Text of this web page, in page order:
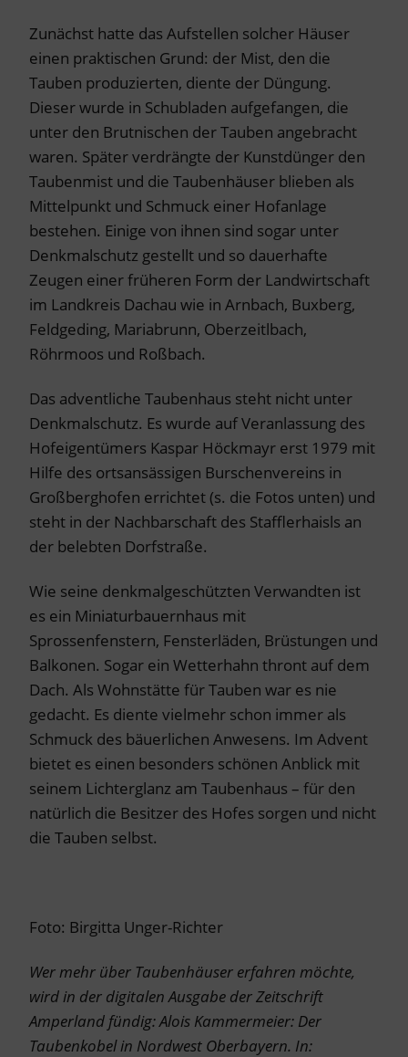
Zunächst hatte das Aufstellen solcher Häuser
einen praktischen Grund: der Mist, den die
Tauben produzierten, diente der Düngung.
Dieser wurde in Schubladen aufgefangen, die
unter den Brutnischen der Tauben angebracht
waren. Später verdrängte der Kunstdünger den
Taubenmist und die Taubenhäuser blieben als
Mittelpunkt und Schmuck einer Hofanlage
bestehen. Einige von ihnen sind sogar unter
Denkmalschutz gestellt und so dauerhafte
Zeugen einer früheren Form der Landwirtschaft
im Landkreis Dachau wie in Arnbach, Buxberg,
Feldgeding, Mariabrunn, Oberzeitlbach,
Röhrmoos und Roßbach.
Das adventliche Taubenhaus steht nicht unter
Denkmalschutz. Es wurde auf Veranlassung des
Hofeigentümers Kaspar Höckmayr erst 1979 mit
Hilfe des ortsansässigen Burschenvereins in
Großberghofen errichtet (s. die Fotos unten) und
steht in der Nachbarschaft des Stafflerhaisls an
der belebten Dorfstraße.
Wie seine denkmalgeschützten Verwandten ist
es ein Miniaturbauernhaus mit
Sprossenfenstern, Fensterläden, Brüstungen und
Balkonen. Sogar ein Wetterhahn thront auf dem
Dach. Als Wohnstätte für Tauben war es nie
gedacht. Es diente vielmehr schon immer als
Schmuck des bäuerlichen Anwesens. Im Advent
bietet es einen besonders schönen Anblick mit
seinem Lichterglanz am Taubenhaus – für den
natürlich die Besitzer des Hofes sorgen und nicht
die Tauben selbst.
Foto: Birgitta Unger-Richter
Wer mehr über Taubenhäuser erfahren möchte,
wird in der digitalen Ausgabe der Zeitschrift
Amperland fündig: Alois Kammermeier: Der
Taubenkobel in Nordwest Oberbayern. In: